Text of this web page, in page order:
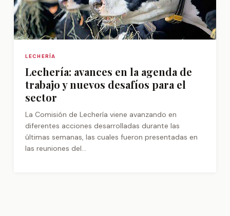
LECHERÍA
Lechería: avances en la agenda de
trabajo y nuevos desafíos para el
sector
La Comisión de Lechería viene avanzando en
diferentes acciones desarrolladas durante las
últimas semanas, las cuales fueron presentadas en
las reuniones del...